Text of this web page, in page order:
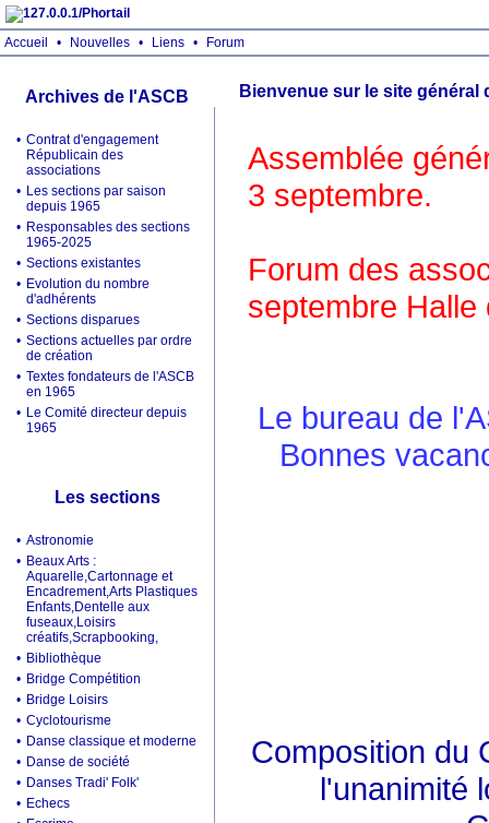
Accueil • Nouvelles • Liens • Forum
Archives de l'ASCB
• Contrat d'engagement
Républicain des
associations
• Les sections par saison
depuis 1965
• Responsables des sections
1965-2025
• Sections existantes
• Evolution du nombre
d'adhérents
• Sections disparues
• Sections actuelles par ordre
de création
• Textes fondateurs de l'ASCB
en 1965
• Le Comité directeur depuis
1965
Les sections
• Astronomie
• Beaux Arts :
Aquarelle,Cartonnage et
Encadrement,Arts Plastiques
Enfants,Dentelle aux
fuseaux,Loisirs
créatifs,Scrapbooking,
• Bibliothèque
• Bridge Compétition
• Bridge Loisirs
• Cyclotourisme
• Danse classique et moderne
• Danse de société
• Danses Tradi' Folk'
• Echecs
Bienvenue sur le site général
Assemblée
3 septembre.
Forum des
septembre Halle
Le bureau de
Bonnes
Composition du
l'unanimité